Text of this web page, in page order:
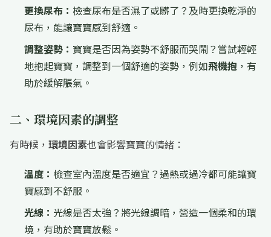
更換尿布： 檢查尿布是否濕了或髒了？及時更換乾淨的
尿布，能讓寶寶感到舒適。
調整姿勢： 寶寶是否因為姿勢不舒服而哭鬧？嘗試輕輕
地抱起寶寶，調整到一個舒適的姿勢，例如飛機抱 ，有
助於緩解脹氣。
二、環境因素的調整
有時候， 環境因素也會影響寶寶的情緒：
溫度： 檢查室內溫度是否適宜？過熱或過冷都可能讓寶
寶感到不舒服。
光線： 光線是否太強？將光線調暗，營造一個柔和的環
境，有助於寶寶放鬆。